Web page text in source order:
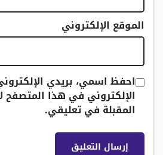
الموقع الإلكتروني
احفظ اسمي، بريدي
الإلكتروني في هذا المتصفح
المقبلة في تعليقي.